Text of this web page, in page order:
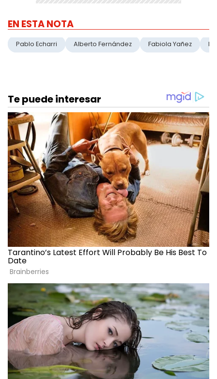
EN ESTA NOTA
Pablo Echarri Alberto Fernández Fabiola Yañez